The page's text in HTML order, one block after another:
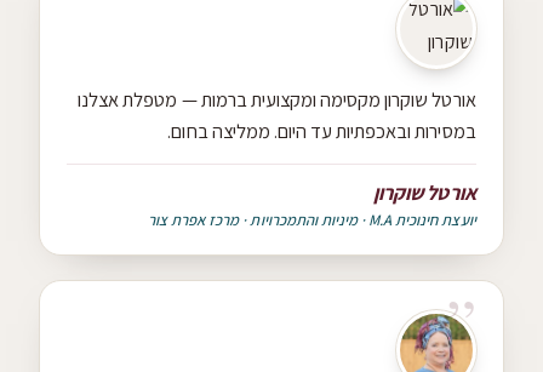
אורטל שוקרון מקסימה ומקצועית ברמות — מטפלת אצלנו
במסירות ובאכפתיות עד היום. ממליצה בחום.
אורטל שוקרון
יועצת חינוכית M.A · מיניות והתמכרויות · מרכז אפרת צור